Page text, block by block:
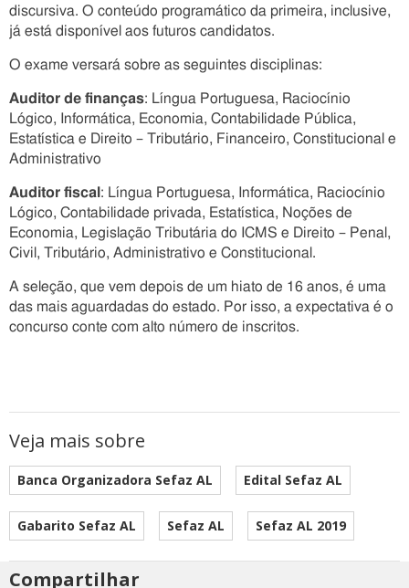
discursiva. O conteúdo programático da primeira, inclusive,
já está disponível aos futuros candidatos.
O exame versará sobre as seguintes disciplinas:
Auditor de finanças: Língua Portuguesa, Raciocínio
Lógico, Informática, Economia, Contabilidade Pública,
Estatística e Direito – Tributário, Financeiro, Constitucional e
Administrativo
Auditor fiscal : Língua Portuguesa, Informática, Raciocínio
Lógico, Contabilidade privada, Estatística, Noções de
Economia, Legislação Tributária do ICMS e Direito – Penal,
Civil, Tributário, Administrativo e Constitucional.
A seleção, que vem depois de um hiato de 16 anos, é uma
das mais aguardadas do estado. Por isso, a expectativa é o
concurso conte com alto número de inscritos.
Veja mais sobre
Banca Organizadora Sefaz AL Edital Sefaz AL
Gabarito Sefaz AL Sefaz AL Sefaz AL 2019
Compartilhar